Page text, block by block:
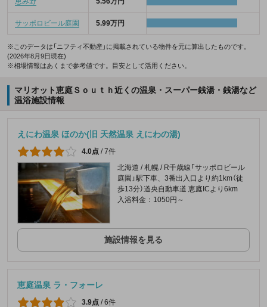
サッポロビール庭園 5.99万円
※このデータは「ニフティ不動産」に掲載されている物件を元に算出したものです。
(2026年8月9日現在)
※相場情報はあくまで参考値です。目安として活用ください。
マリオット恵庭Ｓｏｕｔｈ近くの温泉・スーパー銭湯・銭湯など
温浴施設情報
えにわ温泉 ほのか(旧 天然温泉 えにわの湯)
4.0点 /7件
北海道 / 札幌 / R千歳線「サッポロビール
庭園」駅下車、3番出入口より約1km（徒
歩13分）道央自動車道 恵庭ICより6km
入浴料金：1050円～
施設情報を見る
恵庭温泉 ラ・フォーレ
3.9点 /6件